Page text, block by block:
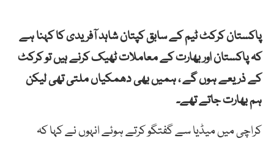
پاکستان کرکٹ ٹیم کے سابق کپتان شاہد آفریدی کا کہنا ہے
کہ پاکستان اور بھارت کے معاملات ٹھیک کرنے ہیں تو کرکٹ
کے ذریعے ہوں گے ، ہمیں بھی دھمکیاں ملتی تھی لیکن
ہم بھارت جاتے تھے۔
کراچی میں میڈیا سے گفتگو کرتے ہوئے انہوں نے کہا کہ